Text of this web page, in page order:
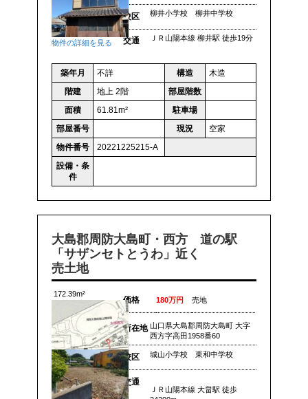
物件の詳細を見る
校区 柳井小学校 柳井中学校
交通 ＪＲ山陽本線 柳井駅 徒歩19分
築年月 不詳 構造
木造
階建
地上 2階
部屋階数
面積
61.81m²
駐車場
部屋番号
現況
空家
物件番号
20221225215-A
設備・条
件
大島郡周防大島町・西方 道の駅
「サザンセトとうわ」近く
売土地
172.39m²
価格 180万円 売地
所在地 山口県大島郡周防大島町 大字
西方字高田1958番60
校区 城山小学校 東和中学校
交通
ＪＲ山陽本線 大畠駅 徒歩